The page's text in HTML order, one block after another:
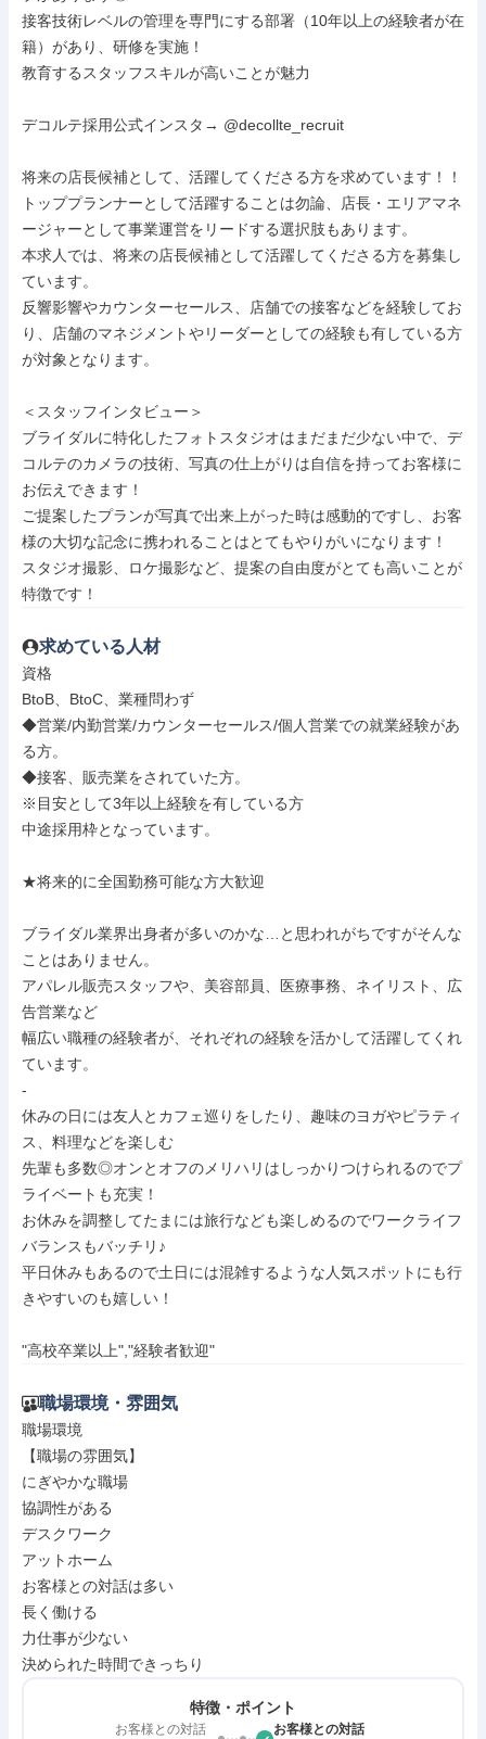
接客技術レベルの管理を専門にする部署（10年以上の経験者が在
籍）があり、研修を実施！
教育するスタッフスキルが高いことが魅力
デコルテ採用公式インスタ→ @decollte_recruit
将来の店長候補として、活躍してくださる方を求めています！！
トッププランナーとして活躍することは勿論、店長・エリアマネ
ージャーとして事業運営をリードする選択肢もあります。
本求人では、将来の店長候補として活躍してくださる方を募集し
ています。
反響影響やカウンターセールス、店舗での接客などを経験してお
り、店舗のマネジメントやリーダーとしての経験も有している方
が対象となります。
＜スタッフインタビュー＞
ブライダルに特化したフォトスタジオはまだまだ少ない中で、デ
コルテのカメラの技術、写真の仕上がりは自信を持ってお客様に
お伝えできます！
ご提案したプランが写真で出来上がった時は感動的ですし、お客
様の大切な記念に携われることはとてもやりがいになります！
スタジオ撮影、ロケ撮影など、提案の自由度がとても高いことが
特徴です！
求めている人材
資格
BtoB、BtoC、業種問わず
◆営業/内勤営業/カウンターセールス/個人営業での就業経験があ
る方。
◆接客、販売業をされていた方。
※目安として3年以上経験を有している方
中途採用枠となっています。
★将来的に全国勤務可能な方大歓迎
ブライダル業界出身者が多いのかな…と思われがちですがそんな
ことはありません。
アパレル販売スタッフや、美容部員、医療事務、ネイリスト、広
告営業など
幅広い職種の経験者が、それぞれの経験を活かして活躍してくれ
ています。
-
休みの日には友人とカフェ巡りをしたり、趣味のヨガやピラティ
ス、料理などを楽しむ
先輩も多数◎オンとオフのメリハリはしっかりつけられるのでプ
ライベートも充実！
お休みを調整してたまには旅行なども楽しめるのでワークライフ
バランスもバッチリ♪
平日休みもあるので土日には混雑するような人気スポットにも行
きやすいのも嬉しい！
"高校卒業以上","経験者歓迎"
職場環境・雰囲気
職場環境
【職場の雰囲気】
にぎやかな職場
協調性がある
デスクワーク
アットホーム
お客様との対話は多い
長く働ける
力仕事が少ない
決められた時間できっちり
特徴・ポイント
お客様との対話 お客様との対話